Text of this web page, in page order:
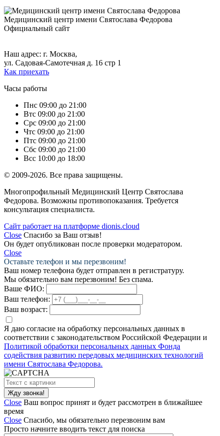
Медицинский центр имени Святослава Федорова
Официальный сайт
Наш адрес: г. Москва,
ул. Садовая-Самотечная д. 16 стр 1
Как приехать
Часы работы
Пнс 09:00 до 21:00
Втс 09:00 до 21:00
Срс 09:00 до 21:00
Чтс 09:00 до 21:00
Птс 09:00 до 21:00
Сбс 09:00 до 21:00
Всс 10:00 до 18:00
© 2009-2026. Все права защищены.
Многопрофильный Медицинский Центр Святослава
Федорова. Возможны противопоказания. Требуется
консультация специалиста.
Сайт работает на платформе dionis.cloud
Close Спасибо за Ваш отзыв!
Он будет опубликован после проверки модератором.
Close
Оставьте телефон и мы перезвоним!
Ваш номер телефона будет отправлен в регистратуру.
Мы обязательно вам перезвоним! Без спама.
Ваше ФИО:
Ваш телефон:
Ваш возраст:
Я даю согласие на обработку персональных данных в
соответствии с законодательством Российской Федерации и
Политикой обработки персональных данных Фонда
содействия развитию передовых медицинских технологий
имени Святослава Федорова.
Close Ваш вопрос принят и будет рассмотрен в ближайшее
время
Close Спасибо, мы обязательно перезвоним вам
Просто начните вводить текст для поиска